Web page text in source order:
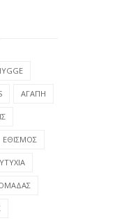
ΑΓΑΠΗ
ΕΘΙΣΜΟΣ